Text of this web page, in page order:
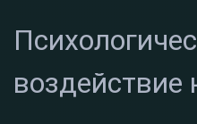
воздействие